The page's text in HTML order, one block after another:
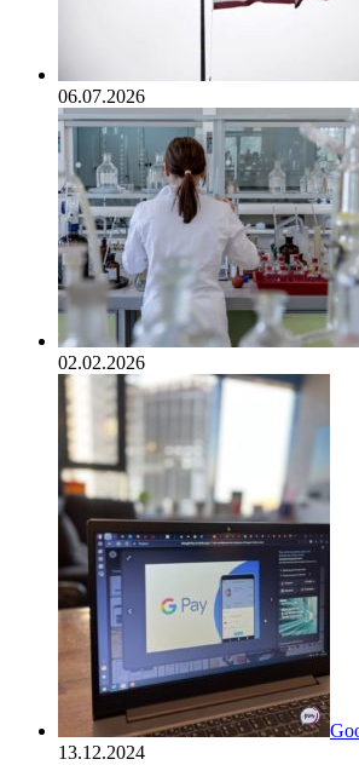
06.07.2026
02.02.2026
13.12.2024